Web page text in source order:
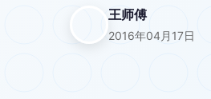
王师傅
2016年04月17日